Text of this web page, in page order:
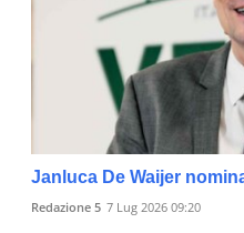
Janluca De Waijer
Redazione 5 7 Lug 2026 09:20